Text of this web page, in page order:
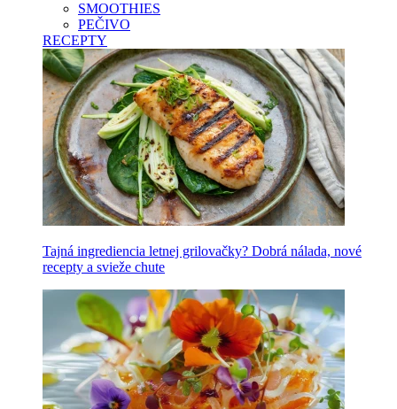
SMOOTHIES
PEČIVO
RECEPTY
Tajná ingrediencia letnej grilovačky? Dobrá nálada, nové
recepty a svieže chute